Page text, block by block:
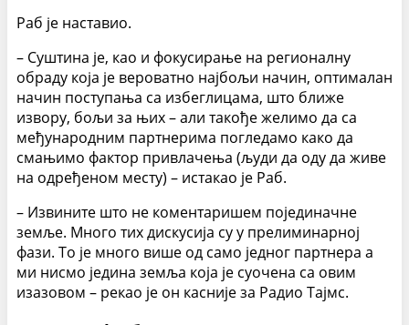
Раб је наставио.
– Суштина је, као и фокусирање на регионалну
обраду која је вероватно најбољи начин, оптималан
начин поступања са избеглицама, што ближе
извору, бољи за њих – али такође желимо да са
међународним партнерима погледамо како да
смањимо фактор привлачења (људи да оду да живе
на одређеном месту) – истакао је Раб.
– Извините што не коментаришем појединачне
земље. Много тих дискусија су у прелиминарној
фази. То је много више од само једног партнера а
ми нисмо једина земља која је суочена са овим
изазовом – рекао је он касније за Радио Тајмс.